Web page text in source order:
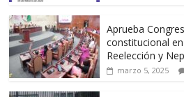
Aprueba
constitucional
Reelección y
marzo 5, 2025